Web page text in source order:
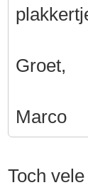
Groet,
Marco
Toch